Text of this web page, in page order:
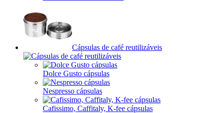
Cápsulas de café reutilizáveis
Dolce Gusto cápsulas
Nespresso cápsulas
Cafissimo, Caffitaly, K-fee cápsulas